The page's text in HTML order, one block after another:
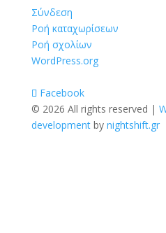
Σύνδεση
Ροή καταχωρίσεων
Ροή σχολίων
WordPress.org
Facebook
© 2026 All rights reserved |
developmentby nightshift.gr